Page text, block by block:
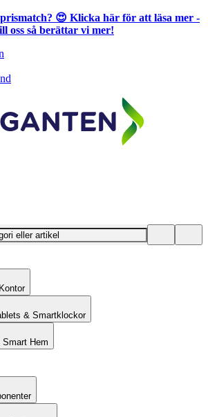
😍 Klicka här för att läsa mer -
oss så berättar vi mer!
& Smartklockor
Hem